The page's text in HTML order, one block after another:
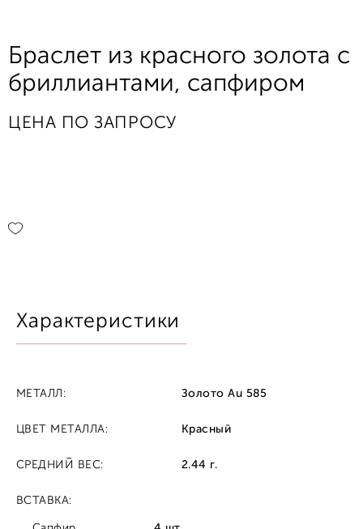
Браслет из красного золота с
бриллиантами, сапфиром
ЦЕНА ПО ЗАПРОСУ
Характеристики
МЕТАЛЛ: Золото Au 585
ЦВЕТ МЕТАЛЛА: Красный
СРЕДНИЙ ВЕС: 2.44 г.
ВСТАВКА: